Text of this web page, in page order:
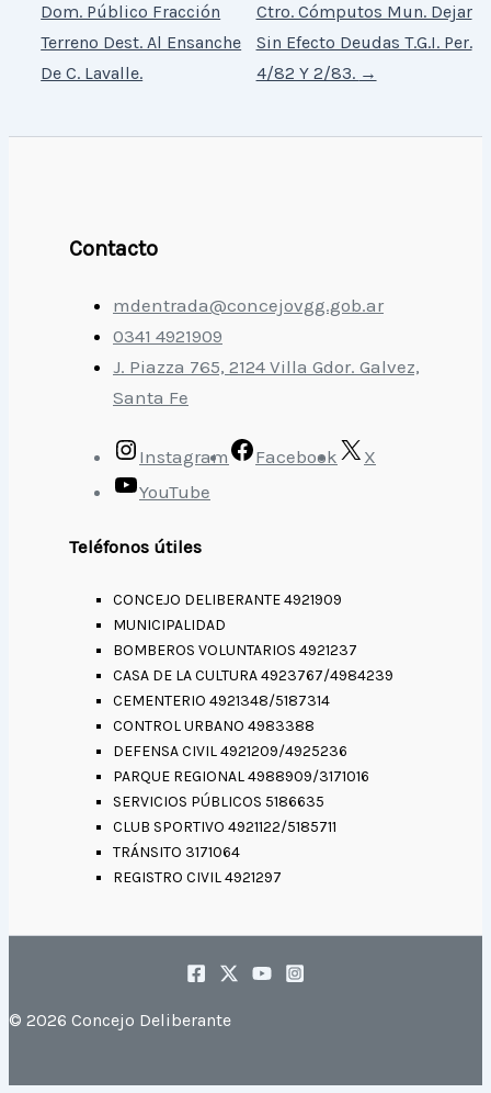
Dom. Público Fracción
Terreno Dest. Al Ensanche
De C. Lavalle.
Ctro. Cómputos Mun. Dejar
Sin Efecto Deudas T.G.I. Per.
4/82 Y 2/83. →
Contacto
mdentrada@concejovgg.gob.ar
0341 4921909
J. Piazza 765, 2124 Villa Gdor. Galvez,
Santa Fe
Instagram Facebook
X
YouTube
Teléfonos útiles
CONCEJO DELIBERANTE 4921909
MUNICIPALIDAD
BOMBEROS VOLUNTARIOS 4921237
CASA DE LA CULTURA 4923767/4984239
CEMENTERIO 4921348/5187314
CONTROL URBANO 4983388
DEFENSA CIVIL 4921209/4925236
PARQUE REGIONAL 4988909/3171016
SERVICIOS PÚBLICOS 5186635
CLUB SPORTIVO 4921122/5185711
TRÁNSITO 3171064
REGISTRO CIVIL 4921297
© 2026 Concejo Deliberante